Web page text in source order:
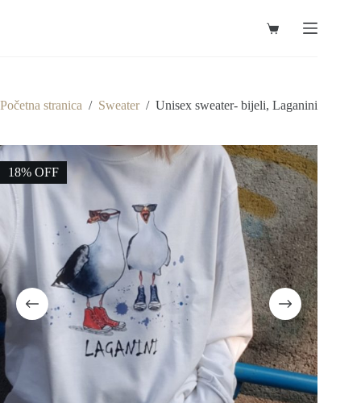
Košarica
Početna stranica / Sweater / Unisex sweater- bijeli, Laganini
18% OFF